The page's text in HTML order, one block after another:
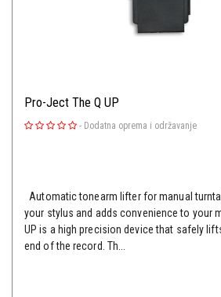
Pro-Ject The Q UP
- Dodatna oprema i održavanje
Automatic tonearm lifter for manual
your stylus and adds convenience to your
UP is a high precision device that safely
end of the record. Th...